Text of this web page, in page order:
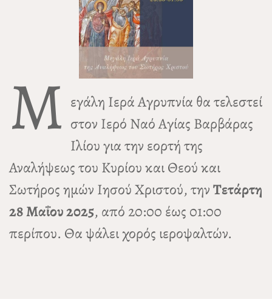
Μ εγάλη Ιερά Αγρυπνία θα τελεστεί
στον Ιερό Ναό Αγίας Βαρβάρας
Ιλίου για την εορτή της
Αναλήψεως του Κυρίου και Θεού και
Σωτήρος ημών Ιησού Χριστού, τηνΤετάρτη
28 Μαΐου 2025, από 20:00 έως 01:00
περίπου. Θα ψάλει χορός ιεροψαλτών.